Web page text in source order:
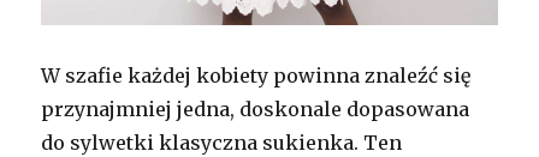
W szafie każdej kobiety powinna znaleźć się
przynajmniej jedna, doskonale dopasowana
do sylwetki klasyczna sukienka. Ten